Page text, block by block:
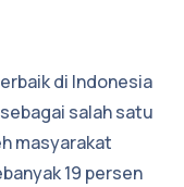
di Indonesia
salah satu
masyarakat
19 persen